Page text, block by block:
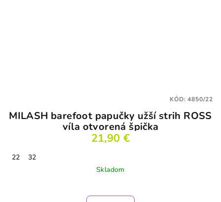
MILASH barefoot papučky užší strih ROSS
víla otvorená špička
21,90 €
22
32
Skladom
KÓD:4850/22